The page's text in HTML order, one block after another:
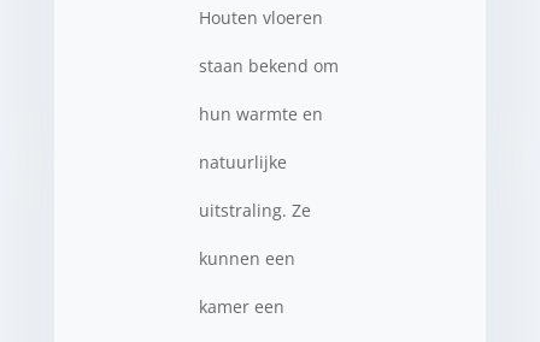
Houten vloeren
staan bekend om
hun warmte en
natuurlijke
uitstraling. Ze
kunnen een
kamer een